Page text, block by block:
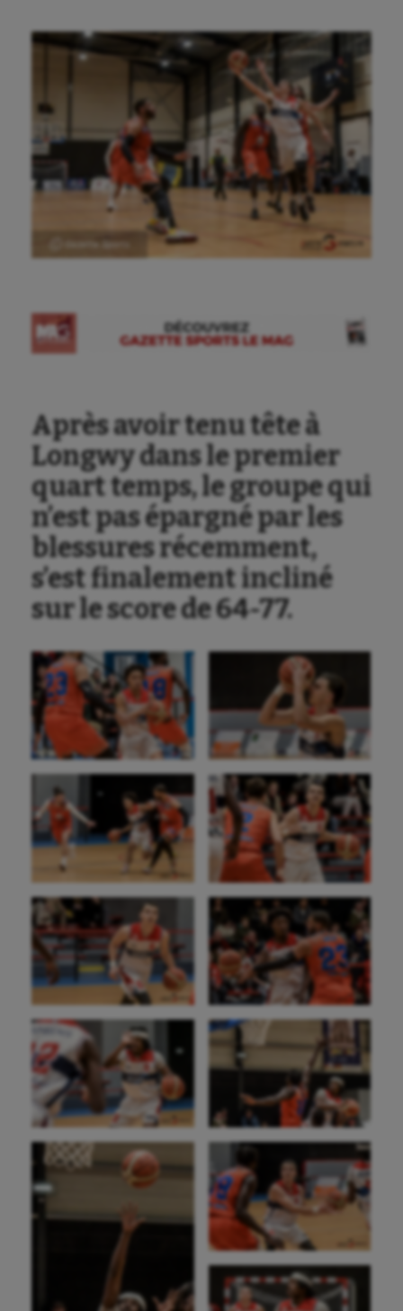
Après avoir tenu tête à
Longwy dans le premier
quart temps, le groupe qui
n’est pas épargné par les
blessures récemment,
s’est finalement incliné
sur le score de 64-77.